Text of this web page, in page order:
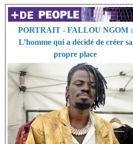
PORTRAIT - FALLOU NGOM :
L’homme qui a décidé de créer sa
propre place